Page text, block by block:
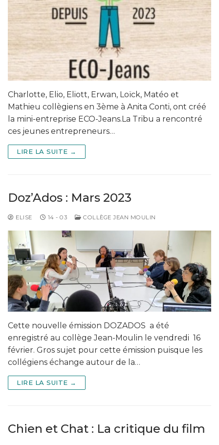
Charlotte, Elio, Eliott, Erwan, Loïck, Matéo et
Mathieu collègiens en 3ème à Anita Conti, ont créé
la mini-entreprise ECO-Jeans.La Tribu a rencontré
ces jeunes entrepreneurs…
LIRE LA SUITE →
Doz’Ados : Mars 2023
ELISE 14 - 03 COLLÈGE JEAN MOULIN
Cette nouvelle émission DOZADOS a été
enregistré au collège Jean-Moulin le vendredi 16
février. Gros sujet pour cette émission puisque les
collégiens échange autour de la…
LIRE LA SUITE →
Chien et Chat : La critique du film